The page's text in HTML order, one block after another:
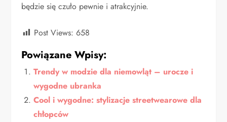
będzie się czuło pewnie i atrakcyjnie.
Post Views: 658
Powiązane Wpisy:
Trendy w modzie dla niemowląt – urocze i
wygodne ubranka
Cool i wygodne: stylizacje streetwearowe dla
chłopców